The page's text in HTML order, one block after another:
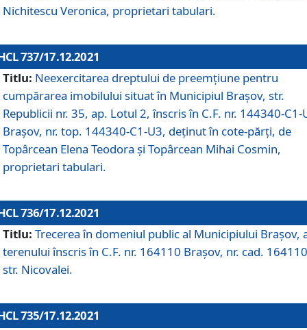
Nichitescu Veronica, proprietari tabulari.
737/17.12.2021
Titlu: Neexercitarea dreptului de preemţiune pentru
cumpărarea imobilului situat în Municipiul Braşov, str.
Republicii nr. 35, ap. Lotul 2, înscris în C.F. nr. 144340-C1-
Brașov, nr. top. 144340-C1-U3, deținut în cote-părți, de
Topârcean Elena Teodora și Topârcean Mihai Cosmin,
proprietari tabulari.
736/17.12.2021
Titlu: Trecerea în domeniul public al Municipiului Braşov,
terenului înscris în C.F. nr. 164110 Brașov, nr. cad.
str. Nicovalei.
735/17.12.2021